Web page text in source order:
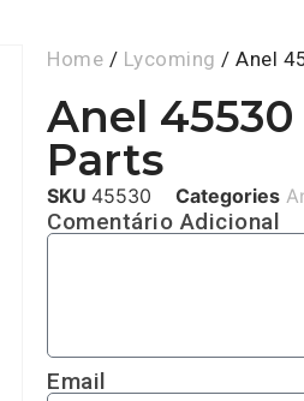
Home / Lycoming / Anel
Anel
Parts
SKU 45530 Categories
Comentário Adicional
Email